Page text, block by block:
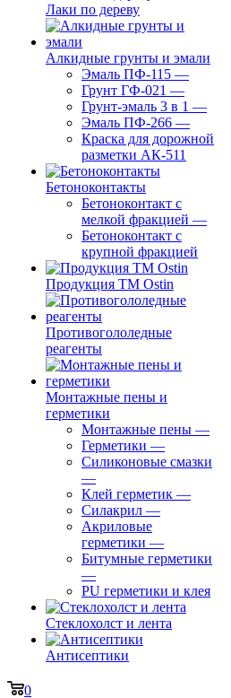
Лаки по дереву
Алкидные грунты и эмали
Эмаль ПФ-115 —
Грунт ГФ-021 —
Грунт-эмаль 3 в 1 —
Эмаль ПФ-266 —
Краска для дорожной
разметки АК-511
Бетоноконтакты
Бетоноконтакт с
мелкой фракцией —
Бетоноконтакт с
крупной фракцией
Продукция ТМ Ostin
Противогололедные
реагенты
Монтажные пены и
герметики
Монтажные пены —
Герметики —
Силиконовые смазки
—
Клей герметик —
Силакрил —
Акриловые
герметики —
Битумные герметики
—
PU герметики и клея
Стеклохолст и лента
Антисептики
0